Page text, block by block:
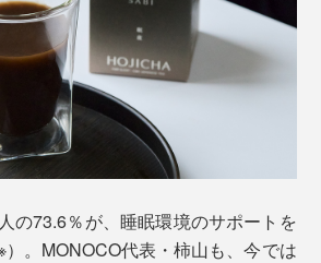
の73.6％が、睡眠環境のサポートを
。MONOCO代表・柿山も、今では